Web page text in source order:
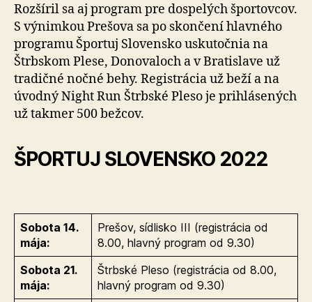
Rozšíril sa aj program pre dospelých športovcov.
S výnimkou Prešova sa po skončení hlavného
programu Športuj Slovensko uskutočnia na
Štrbskom Plese, Donovaloch a v Bratislave už
tradičné nočné behy. Registrácia už beží a na
úvodný Night Run Štrbské Pleso je prihlásených
už takmer 500 bežcov.
ŠPORTUJ SLOVENSKO 2022
Sobota 14.
mája:
Prešov, sídlisko III (registrácia od
8.00, hlavný program od 9.30)
Sobota 21.
mája:
Štrbské Pleso (registrácia od 8.00,
hlavný program od 9.30)